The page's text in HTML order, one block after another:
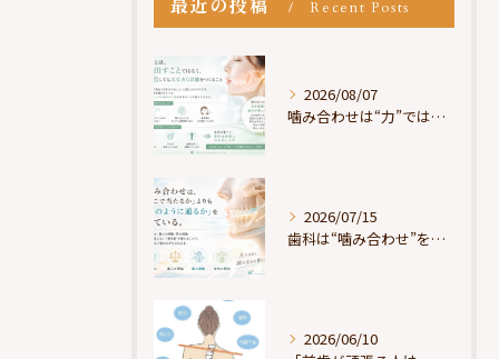
最近の投稿 Recent Posts
2026/08/07
噛み合わせは“力”ではなく“許可”である
2026/07/15
歯科は“噛み合わせ”を見ているが、身体は“通り道”を見ている
2026/06/10